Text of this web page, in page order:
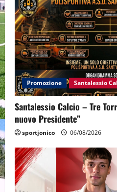
Promozione Santalessio
Santalessio Calcio – Tre
nuovo Presidente”
sportjonico 06/08/2026